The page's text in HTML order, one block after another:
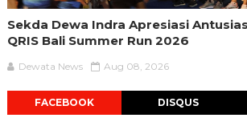
Sekda Dewa Indra Apresiasi
QRIS Bali Summer Run 2026
Dewata News Aug 08, 2026
FACEBOOK DISQUS